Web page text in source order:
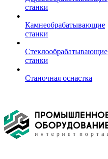
станки
Камнеобрабатывающие
станки
Стеклообрабатывающие
станки
Станочная оснастка